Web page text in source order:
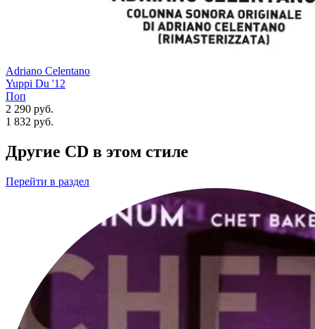
Adriano Celentano
Yuppi Du '12
Поп
2 290 руб.
1 832 руб.
Другие CD в этом стиле
Перейти в раздел